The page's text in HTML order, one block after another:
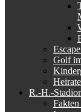
Golf
R.-H.-